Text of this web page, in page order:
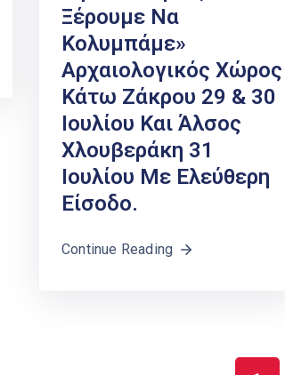
Ξέρουμε Να
Κολυμπάμε»
Αρχαιολογικός Χώρος
Κάτω Ζάκρου 29 & 30
Ιουλίου Και Άλσος
Χλουβεράκη 31
Ιουλίου Με Ελεύθερη
Είσοδο.
Continue Reading